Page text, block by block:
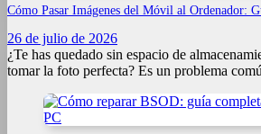
Cómo Pasar Imágenes del Móvil al Ordenador:
26 de julio de 2026
¿Te has quedado sin espacio de
tomar la foto perfecta? Es un problema